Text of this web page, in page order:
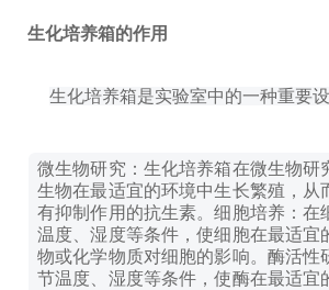
生化培养箱的作用
生化培养箱是实验室中的一种重要
微生物研究：生化培养箱在微生物
生物在最适宜的环境中生长繁殖，
有抑制作用的抗生素。细胞培养：在
温度、湿度等条件，使细胞在最适
物或化学物质对细胞的影响。 酶活性
节温度、湿度等条件，使酶在最适